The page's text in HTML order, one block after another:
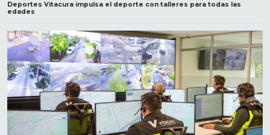
Deportes Vitacura impulsa el deporte con talleres para todas las
edades